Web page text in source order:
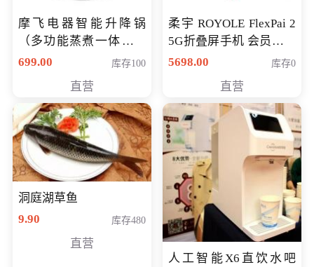
摩飞电器智能升降锅
（多功能蒸煮一体锅）
（智能升降养生锅） 会
699.00 库存100
直营
柔宇 ROYOLE FlexPai 2
5G折叠屏手机 会员专享
购买价格 4998元
5698.00 库存0
直营
洞庭湖草鱼
9.90
库存480
直营
人工智能X6直饮水吧